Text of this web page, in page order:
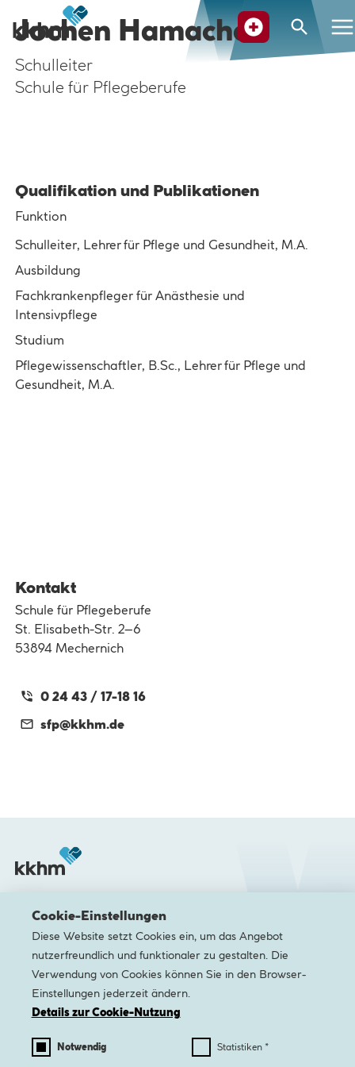
Suche
Jochen Hamacher
Schulleiter
Schule für Pflegeberufe
Qualifikation und Publikationen
Funktion
Schulleiter, Lehrer für Pflege und Gesundheit, M.A.
Ausbildung
Fachkrankenpfleger für Anästhesie und
Intensivpflege
Studium
Pflegewissenschaftler, B.Sc., Lehrer für Pflege und
Gesundheit, M.A.
Kontakt
Schule für Pflegeberufe
St. Elisabeth-Str. 2–6
53894 Mechernich
0 24 43 / 17-18 16
sfp@kkhm.de
Medizinische Einrichtungen
Medizinische Zentren & Facheinheiten
Karriere
Cookie-Einstellungen
Diese Website setzt Cookies ein, um das Angebot
nutzerfreundlich und funktionaler zu gestalten. Die
Verwendung von Cookies können Sie in den Browser-
Einstellungen jederzeit ändern.
Details zur Cookie-Nutzung
Notwendig Statistiken *